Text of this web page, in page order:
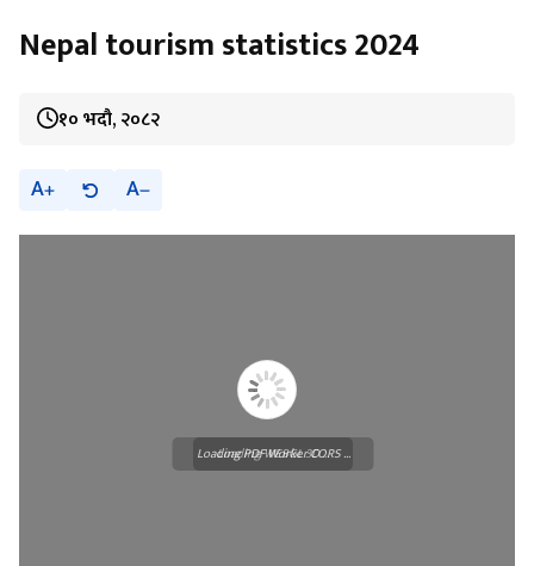
Nepal tourism statistics 2024
१० भदौ, २०८२
A A
Loading WEBGL 3D ...
Loading PDF Worker CORS ...